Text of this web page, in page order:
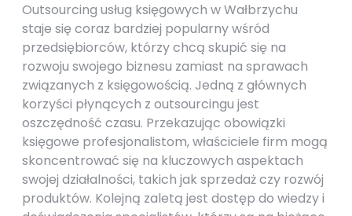
Outsourcing usług księgowych w Wałbrzychu
staje się coraz bardziej popularny wśród
przedsiębiorców, którzy chcą skupić się na
rozwoju swojego biznesu zamiast na sprawach
związanych z księgowością. Jedną z głównych
korzyści płynących z outsourcingu jest
oszczędność czasu. Przekazując obowiązki
księgowe profesjonalistom, właściciele firm mogą
skoncentrować się na kluczowych aspektach
swojej działalności, takich jak sprzedaż czy rozwój
produktów. Kolejną zaletą jest dostęp do wiedzy i